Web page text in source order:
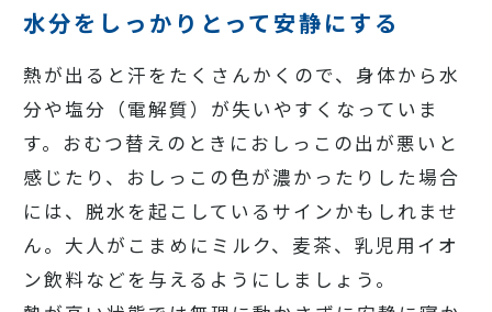
水分をしっかりとって安静にする
熱が出ると汗をたくさんかくので、身体から水
分や塩分（電解質）が失いやすくなっていま
す。おむつ替えのときにおしっこの出が悪いと
感じたり、おしっこの色が濃かったりした場合
には、脱水を起こしているサインかもしれませ
ん。大人がこまめにミルク、麦茶、乳児用イオ
ン飲料などを与えるようにしましょう。